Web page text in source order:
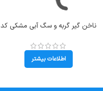
ناخن گیر گربه و سگ آبی مشکی کد
اطلاعات بیشتر